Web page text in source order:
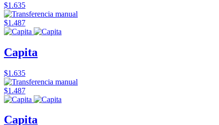
$1.635
$1.487
Capita
$1.635
$1.487
Capita